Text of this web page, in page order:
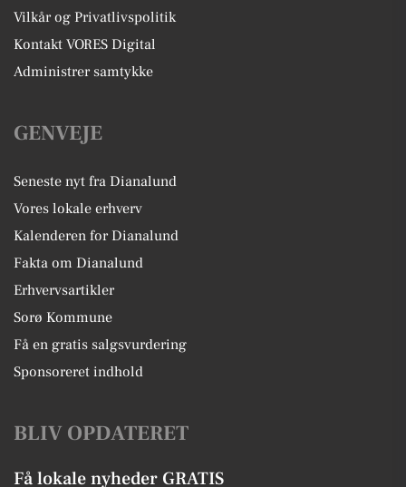
Vilkår og Privatlivspolitik
Kontakt VORES Digital
Administrer samtykke
GENVEJE
Seneste nyt fra Dianalund
Vores lokale erhverv
Kalenderen for Dianalund
Fakta om Dianalund
Erhvervsartikler
Sorø Kommune
Få en gratis salgsvurdering
Sponsoreret indhold
BLIV OPDATERET
Få lokale nyheder GRATIS